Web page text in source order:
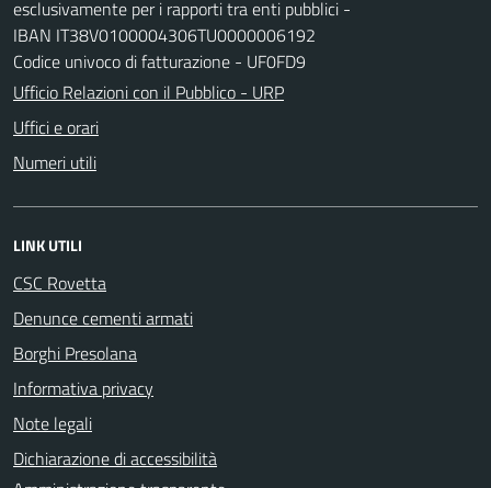
esclusivamente per i rapporti tra enti pubblici -
IBAN IT38V0100004306TU0000006192
Codice univoco di fatturazione - UF0FD9
Ufficio Relazioni con il Pubblico - URP
Uffici e orari
Numeri utili
LINK UTILI
CSC Rovetta
Denunce cementi armati
Borghi Presolana
Informativa privacy
Note legali
Dichiarazione di accessibilità